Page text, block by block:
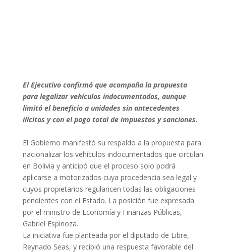
El Ejecutivo confirmó que acompaña la propuesta
para legalizar vehículos indocumentados, aunque
limitó el beneficio a unidades sin antecedentes
ilícitos y con el pago total de impuestos y sanciones.
El Gobierno manifestó su respaldo a la propuesta para
nacionalizar los vehículos indocumentados que circulan
en Bolivia y anticipó que el proceso solo podrá
aplicarse a motorizados cuya procedencia sea legal y
cuyos propietarios regularicen todas las obligaciones
pendientes con el Estado. La posición fue expresada
por el ministro de Economía y Finanzas Públicas,
Gabriel Espinoza.
La iniciativa fue planteada por el diputado de Libre,
Reynado Seas, y recibió una respuesta favorable del